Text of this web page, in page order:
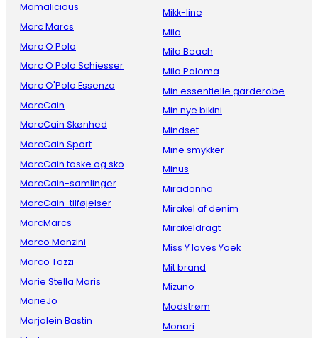
Mamalicious
Marc Marcs
Marc O Polo
Marc O Polo Schiesser
Marc O'Polo Essenza
MarcCain
MarcCain Skønhed
MarcCain Sport
MarcCain taske og sko
MarcCain-samlinger
MarcCain-tilføjelser
MarcMarcs
Marco Manzini
Marco Tozzi
Marie Stella Maris
MarieJo
Marjolein Bastin
Mikk-line
Mila
Mila Beach
Mila Paloma
Min essentielle garderobe
Min nye bikini
Mindset
Mine smykker
Minus
Miradonna
Mirakel af denim
Mirakeldragt
Miss Y loves Yoek
Mit brand
Mizuno
Modstrøm
Monari